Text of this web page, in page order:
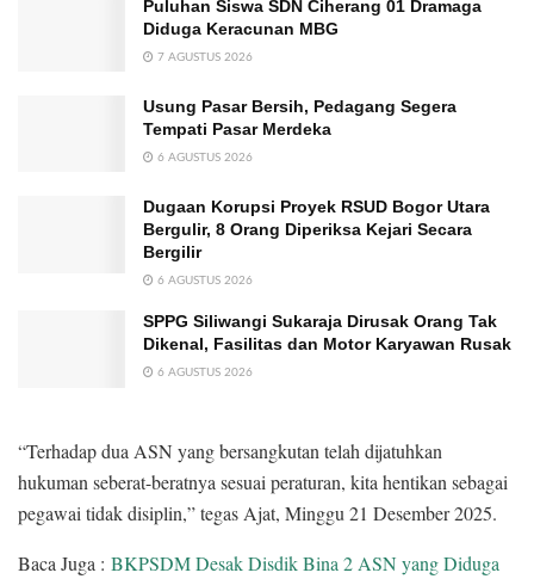
Puluhan Siswa SDN Ciherang 01 Dramaga
Diduga Keracunan MBG
7 AGUSTUS 2026
Usung Pasar Bersih, Pedagang Segera
Tempati Pasar Merdeka
6 AGUSTUS 2026
Dugaan Korupsi Proyek RSUD Bogor Utara
Bergulir, 8 Orang Diperiksa Kejari Secara
Bergilir
6 AGUSTUS 2026
SPPG Siliwangi Sukaraja Dirusak Orang Tak
Dikenal, Fasilitas dan Motor Karyawan Rusak
6 AGUSTUS 2026
“Terhadap dua ASN yang bersangkutan telah dijatuhkan
hukuman seberat-beratnya sesuai peraturan, kita hentikan sebagai
pegawai tidak disiplin,” tegas Ajat, Minggu 21 Desember 2025.
Baca Juga : BKPSDM Desak Disdik Bina 2 ASN yang Diduga